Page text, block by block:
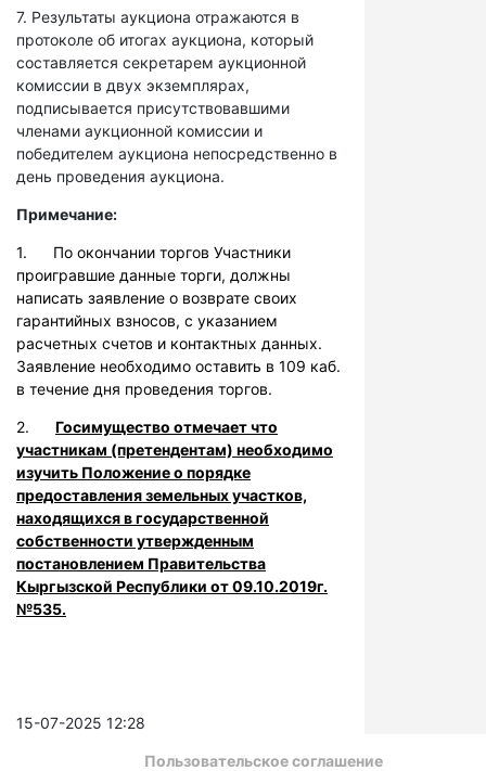
7. Результаты аукциона отражаются в
протоколе об итогах аукциона, который
составляется секретарем аукционной
комиссии в двух экземплярах,
подписывается присутствовавшими
членами аукционной комиссии и
победителем аукциона непосредственно в
день проведения аукциона.
Примечание:
1. По окончании торгов Участники
проигравшие данные торги, должны
написать заявление о возврате своих
гарантийных взносов, с указанием
расчетных счетов и контактных данных.
Заявление необходимо оставить в 109 каб.
в течение дня проведения торгов.
2. Госимущество отмечает что
участникам (претендентам) необходимо
изучить Положение о порядке
предоставления земельных участков,
находящихся в государственной
собственности утвержденным
постановлением Правительства
Кыргызской Республики от 09.10.2019г.
№535.
15-07-2025 12:28
Пользовательское соглашение